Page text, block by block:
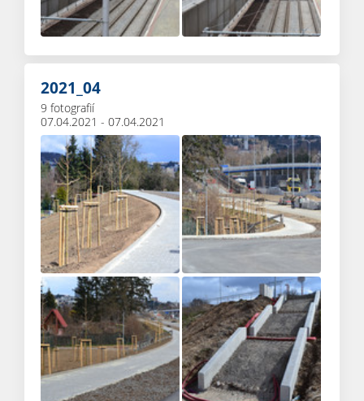
2021_04
9 fotografií
07.04.2021 - 07.04.2021